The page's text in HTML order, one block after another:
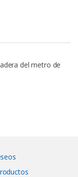
del metro de